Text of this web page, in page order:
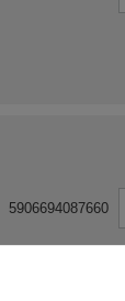
5906694087660